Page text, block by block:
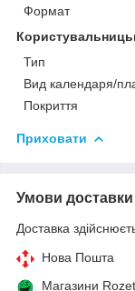
Формат
Тип
Вид календаря/
Покриття
Приховати
Умови доставки
Доставка
Нова Пошта
Магазини